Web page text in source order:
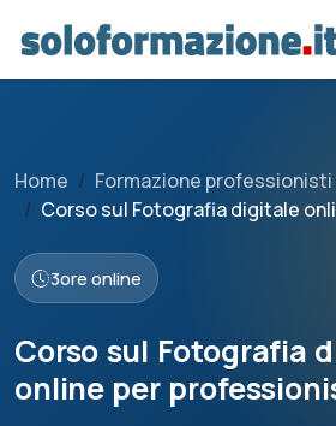
Home
Formazione professionisti
Corso sul Fotografia digitale
3ore online
Corso sul Fotografia
online per